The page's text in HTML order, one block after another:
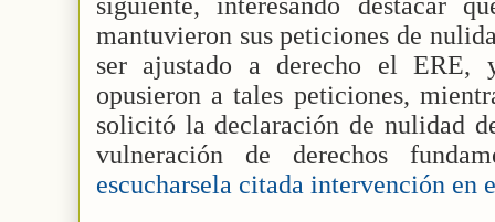
mantuvieron sus peticiones de
ser ajustado a derecho el ERE,
opusieron a tales peticiones,
solicitó la declaración de nulidad
vulneración de derechos
escucharsela citada intervención en